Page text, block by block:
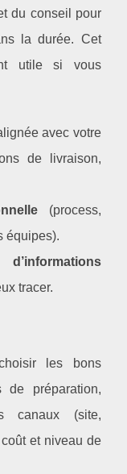
du conseil pour
la durée. Cet
utile si vous
avec votre
de livraison,
(process,
équipes).
tracer.
les bons
de préparation,
canaux (site,
et niveau de